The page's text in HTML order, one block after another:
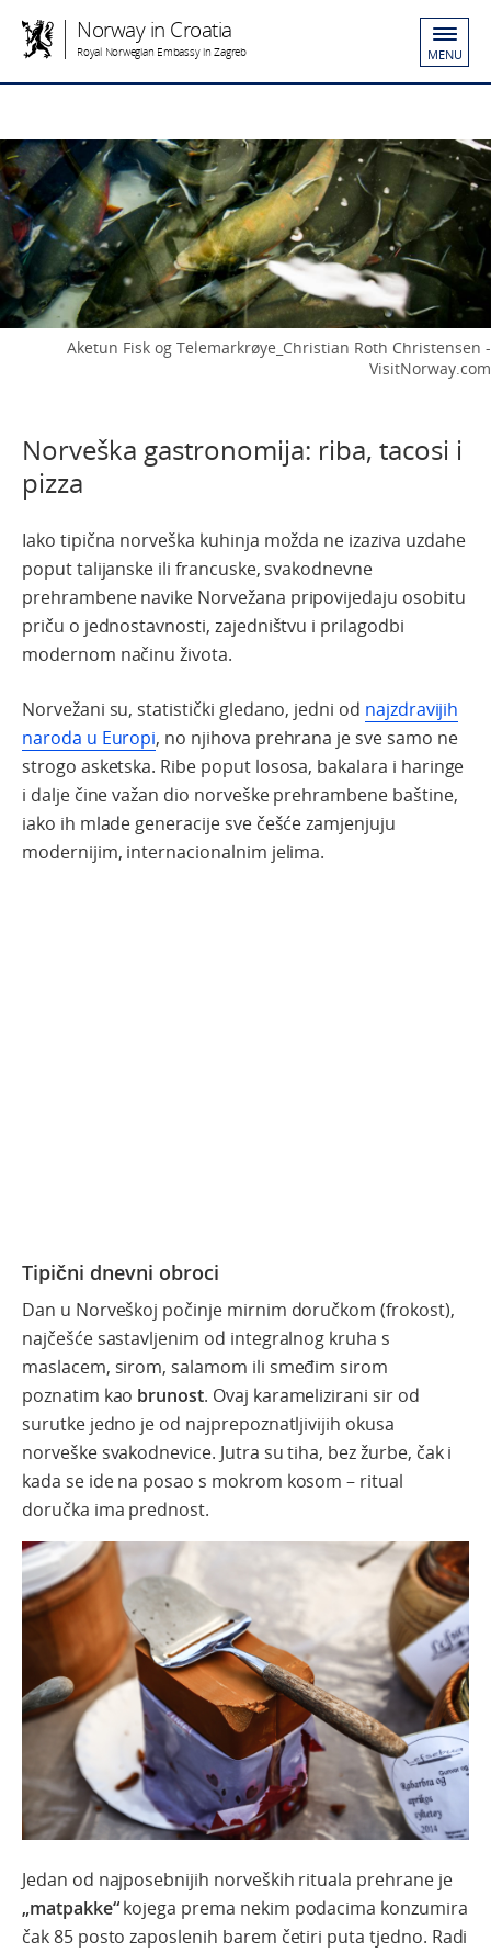
Norway in Croatia
Royal Norwegian Embassy in Zagreb MENU
Aketun Fisk og Telemarkrøye_Christian Roth Christensen -
VisitNorway.com
Norveška gastronomija: riba, tacosi i
pizza
Iako tipična norveška kuhinja možda ne izaziva uzdahe
poput talijanske ili francuske, svakodnevne
prehrambene navike Norvežana pripovijedaju osobitu
priču o jednostavnosti, zajedništvu i prilagodbi
modernom načinu života.
Norvežani su, statistički gledano, jedni od najzdravijih
naroda u Europi, no njihova prehrana je sve samo ne
strogo asketska. Ribe poput lososa, bakalara i haringe
i dalje čine važan dio norveške prehrambene baštine,
iako ih mlade generacije sve češće zamjenjuju
modernijim, internacionalnim jelima.
Tipični dnevni obroci
Dan u Norveškoj počinje mirnim doručkom (frokost),
najčešće sastavljenim od integralnog kruha s
maslacem, sirom, salamom ili smeđim sirom
poznatim kao brunost. Ovaj karamelizirani sir od
surutke jedno je od najprepoznatljivijih okusa
norveške svakodnevice. Jutra su tiha, bez žurbe, čak i
kada se ide na posao s mokrom kosom – ritual
doručka ima prednost.
Jedan od najposebnijih norveških rituala prehrane je
„matpakke“kojega prema nekim podacima konzumira
čak 85 posto zaposlenih barem četiri puta tjedno. Radi